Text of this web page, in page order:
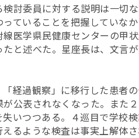
討委員に対する説明は一切
ていることを把握していな
医学県民健康センターの甲
と述べた。星座長は、文言
経過観察」に移行した患者
公表されなくなった。また
いつつある。４巡目で学校
るような検査は事実上解体さ